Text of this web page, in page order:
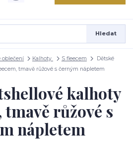
Hledat
oblečení Kalhoty S fleecem
Dětské
tmavě růžové s černým nápletem
kalhoty
tmavě růžové s
nápletem